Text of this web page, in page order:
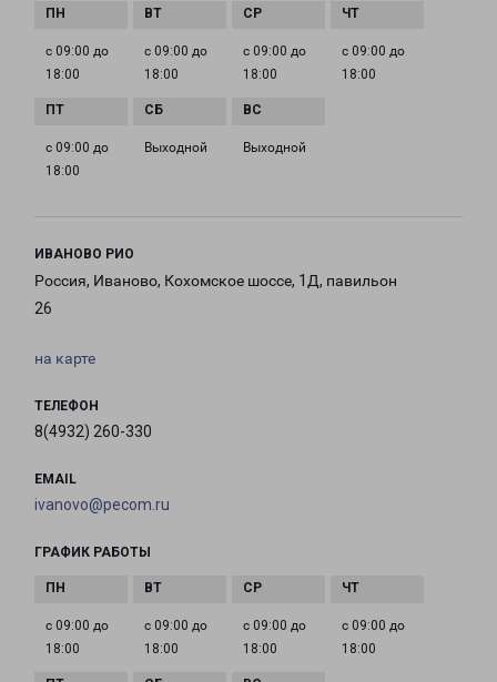
с 09:00 до
18:00
с 09:00 до
18:00
с 09:00 до
18:00
с 09:00 до
18:00
с 09:00 до
18:00
Выходной Выходной
ИВАНОВО РИО
Россия, Иваново, Кохомское шоссе, 1Д, павильон
26
на карте
ТЕЛЕФОН
8(4932) 260-330
EMAIL
ivanovo@pecom.ru
ГРАФИК РАБОТЫ
с 09:00 до
18:00
с 09:00 до
18:00
с 09:00 до
18:00
с 09:00 до
18:00